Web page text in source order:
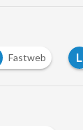
Fastweb L